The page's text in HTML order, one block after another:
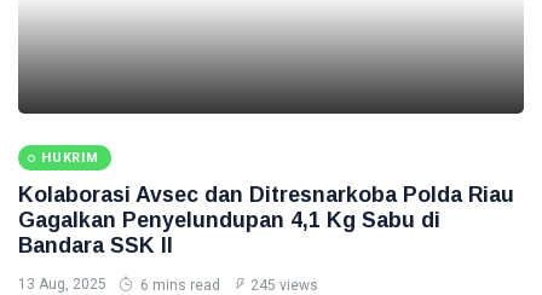
HUKRIM
Kolaborasi Avsec dan Ditresnarkoba Polda Riau
Gagalkan Penyelundupan 4,1 Kg Sabu di
Bandara SSK II
13 Aug, 2025 6 mins read 245 views